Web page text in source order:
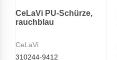
CeLaVi PU-Schürze,
rauchblau
CeLaVi
310244-9412